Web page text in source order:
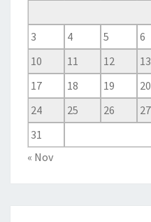
3
4 5 6
10
11 12 13
17
18 19 20
24
25 26 27
31
« Nov